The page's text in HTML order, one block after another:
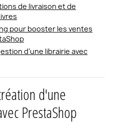
de livraison et de
pour booster les ventes
d’une librairie avec
d'une
PrestaShop